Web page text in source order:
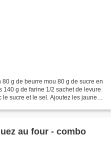
g de beurre mou 80 g de sucre en
g de farine 1/2 sachet de levure
sucre et le sel. Ajoutez les jaunes
four - combo